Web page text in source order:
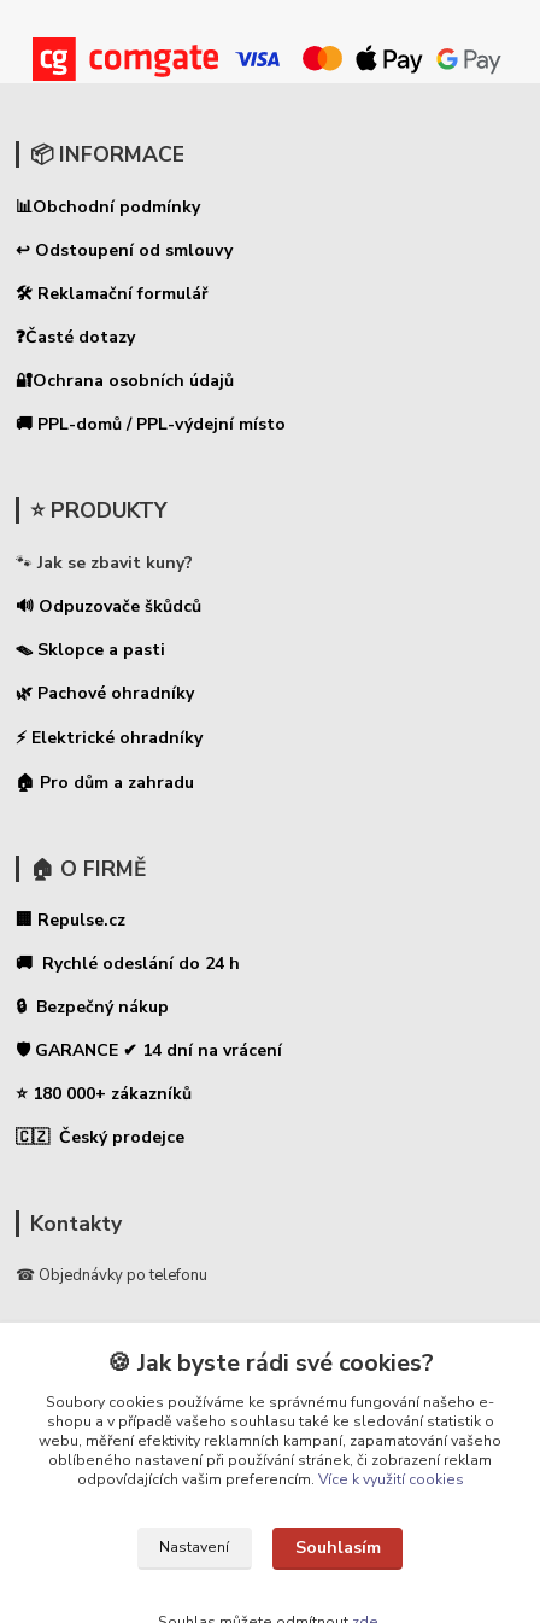
📦 INFORMACE
📊Obchodní podmínky
↩ Odstoupení od smlouvy
🛠 Reklamační formulář
❓Časté dotazy
🔐Ochrana osobních údajů
🚚 PPL-domů / PPL-výdejní místo
⭐ PRODUKTY
🐾 Jak se zbavit kuny?
🔊 Odpuzovače škůdců
🪤 Sklopce a pasti
🌿 Pachové ohradníky
⚡ Elektrické ohradníky
🏠 Pro dům a zahradu
🏠 O FIRMĚ
🏢 Repulse.cz
🚚 Rychlé odeslání do 24 h
🔒 Bezpečný nákup
🛡️ GARANCE ✔ 14 dní na vrácení
⭐ 180 000+ zákazníků
🇨🇿 Český prodejce
Kontakty
☎ Objednávky po telefonu
📞 728 007 997
⏰ Po - Pá | 7:00 - 13:30 |
info@repulse.cz
Upravit sběr cookies.
🍪 Jak byste rádi své cookies?
Soubory cookies používáme ke správnému fungování našeho e-
shopu a v případě vašeho souhlasu také ke sledování statistik o
webu, měření efektivity reklamních kampaní, zapamatování vašeho
oblíbeného nastavení při používání stránek, či zobrazení reklam
odpovídajících vašim preferencím. Více k využití cookies
Nastavení Souhlasím